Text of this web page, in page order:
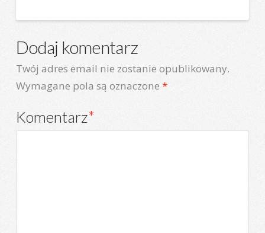
Dodaj komentarz
Twój adres email nie zostanie opublikowany.
Wymagane pola są oznaczone *
Komentarz*